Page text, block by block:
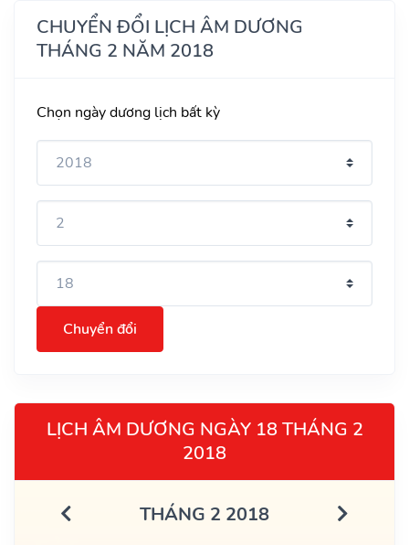
CHUYỂN ĐỔI LỊCH ÂM DƯƠNG
THÁNG 2 NĂM 2018
Chọn ngày dương lịch bất kỳ
Chuyển đổi
LỊCH ÂM DƯƠNG NGÀY 18 THÁNG 2
2018
THÁNG 2 2018